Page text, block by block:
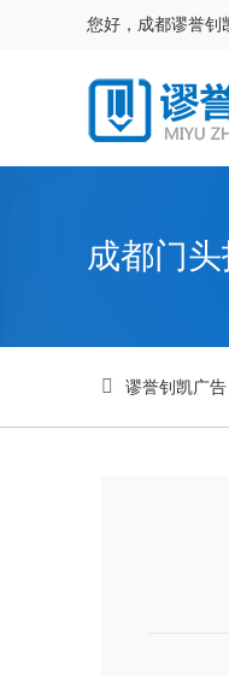
您好，成都谬誉钊
成都门
 谬誉钊凯广告